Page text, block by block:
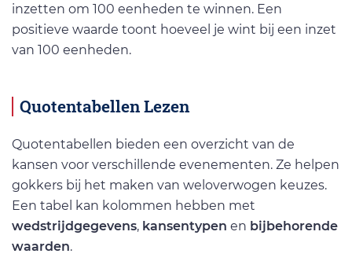
inzetten om 100 eenheden te winnen. Een
positieve waarde toont hoeveel je wint bij een inzet
van 100 eenheden.
Quotentabellen Lezen
Quotentabellen bieden een overzicht van de
kansen voor verschillende evenementen. Ze helpen
gokkers bij het maken van weloverwogen keuzes.
Een tabel kan kolommen hebben met
wedstrijdgegevens, kansentypen en bijbehorende
waarden.